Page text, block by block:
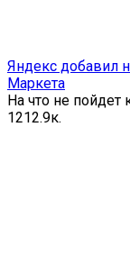
Яндекс добавил
Маркета
На что не пойдет
1212.9к.